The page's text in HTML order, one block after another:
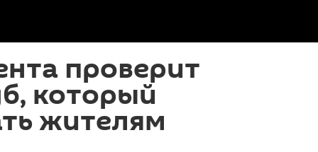
проверит
который
жителям